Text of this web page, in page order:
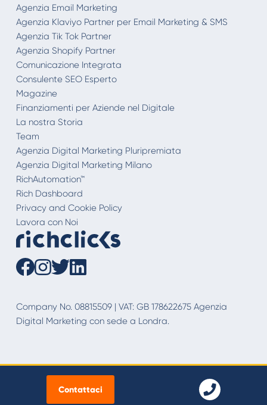
Contattaci
Agenzia Email Marketing
Agenzia Klaviyo Partner per Email Marketing & SMS
Agenzia Tik Tok Partner
Agenzia Shopify Partner
Comunicazione Integrata
Consulente SEO Esperto
Magazine
Finanziamenti per Aziende nel Digitale
La nostra Storia
Team
Agenzia Digital Marketing Pluripremiata
Agenzia Digital Marketing Milano
RichAutomation™
Rich Dashboard
Privacy and Cookie Policy
Lavora con Noi
Company No. 08815509 | VAT: GB 178622675 Agenzia
Digital Marketing con sede a Londra.